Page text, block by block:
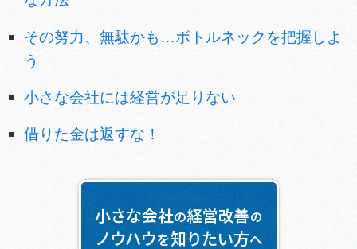
その努力、無駄かも…ボトルネックを把握しよ
う
小さな会社には経営が足りない
借りた金は返すな！